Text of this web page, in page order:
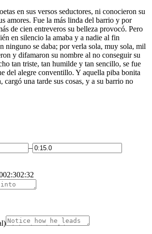
en sus versos seductores, ni conocieron su
amores. Fue la más linda del barrio y por
de cien entreveros su belleza provocó. Pero
en silencio la amaba y a nadie al fin
ninguno se daba; por verla sola, muy sola, mil
y difamaron su nombre al no conseguir su
tan triste, tan humilde y tan sencillo, se fue
del alegre conventillo. Y aquella piba bonita
cargó una tarde sus cosas, y a su barrio no
–
2:302:32